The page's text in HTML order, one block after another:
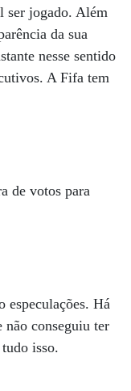
ser jogado. Além
da sua
nesse sentido
A Fifa tem
de votos para
especulações. Há
conseguiu ter
isso.